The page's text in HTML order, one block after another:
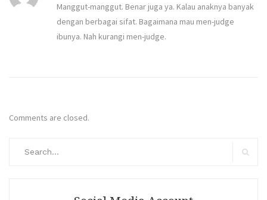
Manggut-manggut. Benar juga ya. Kalau anaknya banyak
dengan berbagai sifat. Bagaimana mau men-judge
ibunya. Nah kurangi men-judge.
Comments are closed.